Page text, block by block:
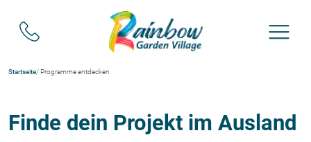
Startseite/ Programme entdecken
Finde dein Projekt im Ausland